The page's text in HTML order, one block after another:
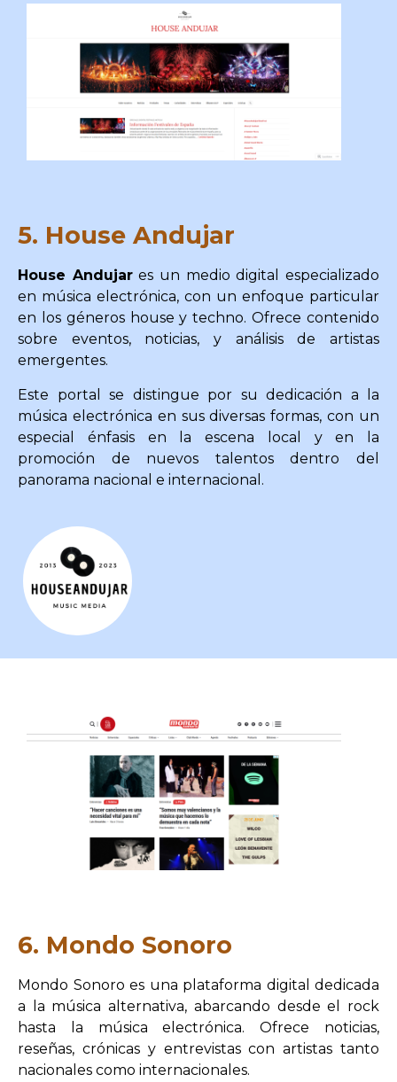
5. House Andujar
House Andujares un medio digital especializado
en música electrónica, con un enfoque particular
en los géneros house y techno. Ofrece contenido
sobre eventos, noticias, y análisis de artistas
emergentes.
Este portal se distingue por su dedicación a la
música electrónica en sus diversas formas, con un
especial énfasis en la escena local y en la
promoción de nuevos talentos dentro del
panorama nacional e internacional.
6. Mondo Sonoro
Mondo Sonoro es una plataforma digital dedicada
a la música alternativa, abarcando desde el rock
hasta la música electrónica. Ofrece noticias,
reseñas, crónicas y entrevistas con artistas tanto
nacionales como internacionales.